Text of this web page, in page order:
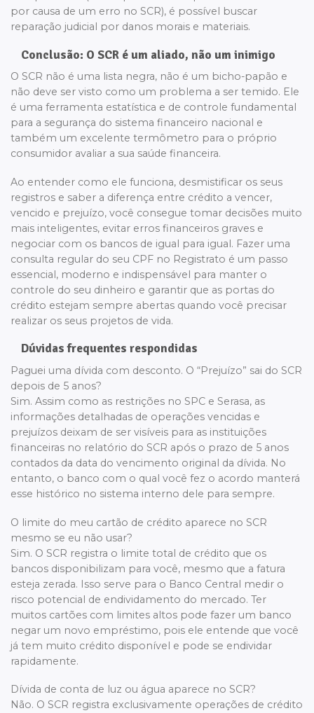
por causa de um erro no SCR), é possível buscar
reparação judicial por danos morais e materiais.
Conclusão: O SCR é um aliado, não um inimigo
O SCR não é uma lista negra, não é um bicho-papão e
não deve ser visto como um problema a ser temido. Ele
é uma ferramenta estatística e de controle fundamental
para a segurança do sistema financeiro nacional e
também um excelente termômetro para o próprio
consumidor avaliar a sua saúde financeira.
Ao entender como ele funciona, desmistificar os seus
registros e saber a diferença entre crédito a vencer,
vencido e prejuízo, você consegue tomar decisões muito
mais inteligentes, evitar erros financeiros graves e
negociar com os bancos de igual para igual. Fazer uma
consulta regular do seu CPF no Registrato é um passo
essencial, moderno e indispensável para manter o
controle do seu dinheiro e garantir que as portas do
crédito estejam sempre abertas quando você precisar
realizar os seus projetos de vida.
Dúvidas frequentes respondidas
Paguei uma dívida com desconto. O “Prejuízo” sai do SCR
depois de 5 anos?
Sim. Assim como as restrições no SPC e Serasa, as
informações detalhadas de operações vencidas e
prejuízos deixam de ser visíveis para as instituições
financeiras no relatório do SCR após o prazo de 5 anos
contados da data do vencimento original da dívida. No
entanto, o banco com o qual você fez o acordo manterá
esse histórico no sistema interno dele para sempre.
O limite do meu cartão de crédito aparece no SCR
mesmo se eu não usar?
Sim. O SCR registra o limite total de crédito que os
bancos disponibilizam para você, mesmo que a fatura
esteja zerada. Isso serve para o Banco Central medir o
risco potencial de endividamento do mercado. Ter
muitos cartões com limites altos pode fazer um banco
negar um novo empréstimo, pois ele entende que você
já tem muito crédito disponível e pode se endividar
rapidamente.
Dívida de conta de luz ou água aparece no SCR?
Não. O SCR registra exclusivamente operações de crédito